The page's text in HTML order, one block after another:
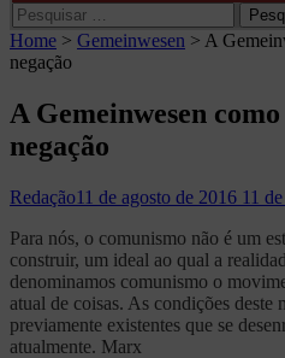
Pesquisar
por:
Home > Gemeinwesen > A
negação
A Gemeinwesen
negação
Redação11 de agosto de 2016 11
Para nós, o comunismo não é um
construir, um ideal ao qual a
denominamos comunismo o
atual de coisas. As condições deste
previamente existentes que se
atualmente. Marx